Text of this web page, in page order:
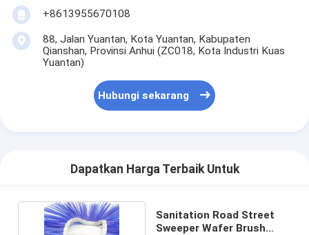
+8613955670108
88, Jalan Yuantan, Kota Yuantan, Kabupaten
Qianshan, Provinsi Anhui (ZC018, Kota Industri Kuas
Yuantan)
Hubungi sekarang
Dapatkan Harga Terbaik Untuk
Sanitation Road Street
Sweeper Wafer Brush